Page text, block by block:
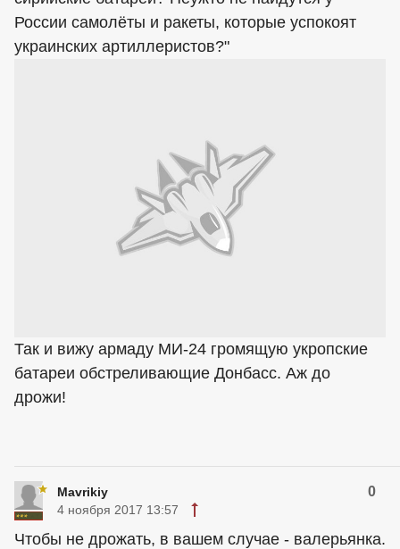
России самолёты и ракеты, которые успокоят
украинских артиллеристов?"
Так и вижу армаду МИ-24 громящую укропские
батареи обстреливающие Донбасс. Аж до
дрожи!
Mavrikiy 0
4 ноября 2017 13:57
Чтобы не дрожать, в вашем случае - валерьянка.